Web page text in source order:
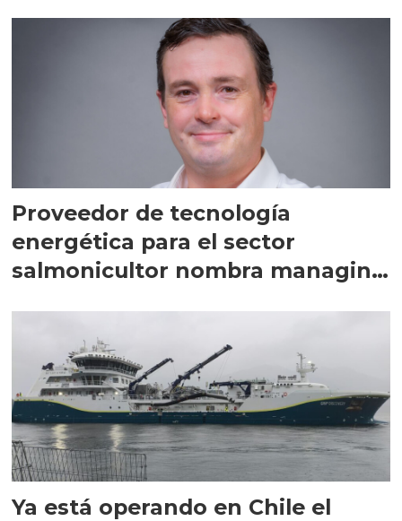
Proveedor de tecnología
energética para el sector
salmonicultor nombra managing
Ya está operando en Chile el